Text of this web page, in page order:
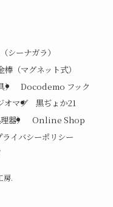
シーナガラ）
棒（マグネット式）
Docodemo フック
オマグ
黒ぢょか21
器）
Online Shop
ライバシーポリシー
房.